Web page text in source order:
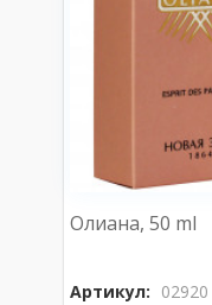
Олиана, 50 ml
Артикул: 02920